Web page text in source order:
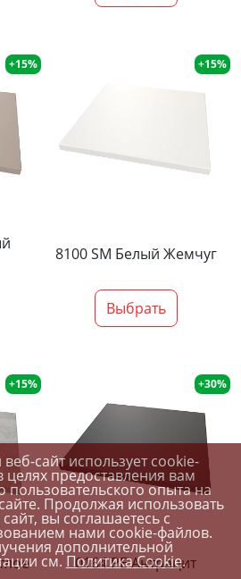
+15% +15%
8100 SM Белый Жемчуг
Выбрать
+15% +30%
0164 PE Антрацит
сайт использует cookie-
предоставления вам
пользовательского опыта на
Продолжая использовать
вы соглашаетесь с
нами cookie-файлов.
дополнительной
см.Политика Cookie.